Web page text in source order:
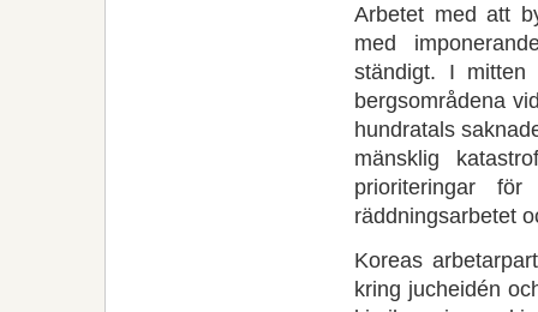
Arbetet med att
med
ständigt. I mitten
bergsområdena
hundratals
mänsklig
prioriteringar
räddningsarbetet
Koreas
kring jucheidén